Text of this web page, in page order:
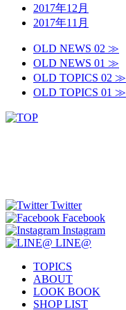
2017年12月
2017年11月
OLD NEWS 02 ≫
OLD NEWS 01 ≫
OLD TOPICS 02 ≫
OLD TOPICS 01 ≫
Twitter
Facebook
Instagram
LINE@
TOPICS
ABOUT
LOOK BOOK
SHOP LIST